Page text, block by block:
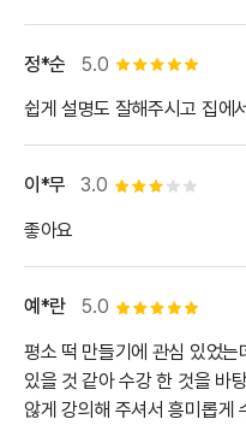
5.0 별점 5개
정*순
쉽게 설명도 잘해주시고 집에
3.0 별점 3개
이*무
좋아요
5.0 별점 5개
예*란
평소 떡 만들기에 관심 있었
있을 것 같아 수강 한 것을 바
않게 강의해 주셔서 흥미롭게